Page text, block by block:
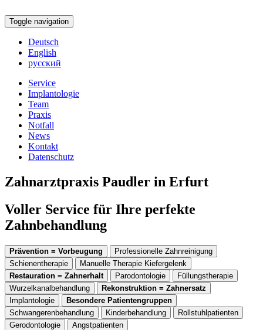
Toggle navigation
Deutsch
English
русский
Service
Implantologie
Team
Praxis
Notfall
News
Kontakt
Datenschutz
Zahnarztpraxis Paudler in Erfurt
Voller Service für Ihre perfekte
Zahnbehandlung
Prävention = Vorbeugung
Professionelle Zahnreinigung
Schienentherapie
Manuelle Therapie Kiefergelenk
Restauration = Zahnerhalt
Parodontologie
Füllungstherapie
Wurzelkanalbehandlung
Rekonstruktion = Zahnersatz
Implantologie
Besondere Patientengruppen
Schwangerenbehandlung
Kinderbehandlung
Rollstuhlpatienten
Gerodontologie
Angstpatienten